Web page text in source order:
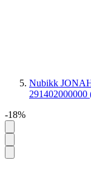
Nubikk
-18%